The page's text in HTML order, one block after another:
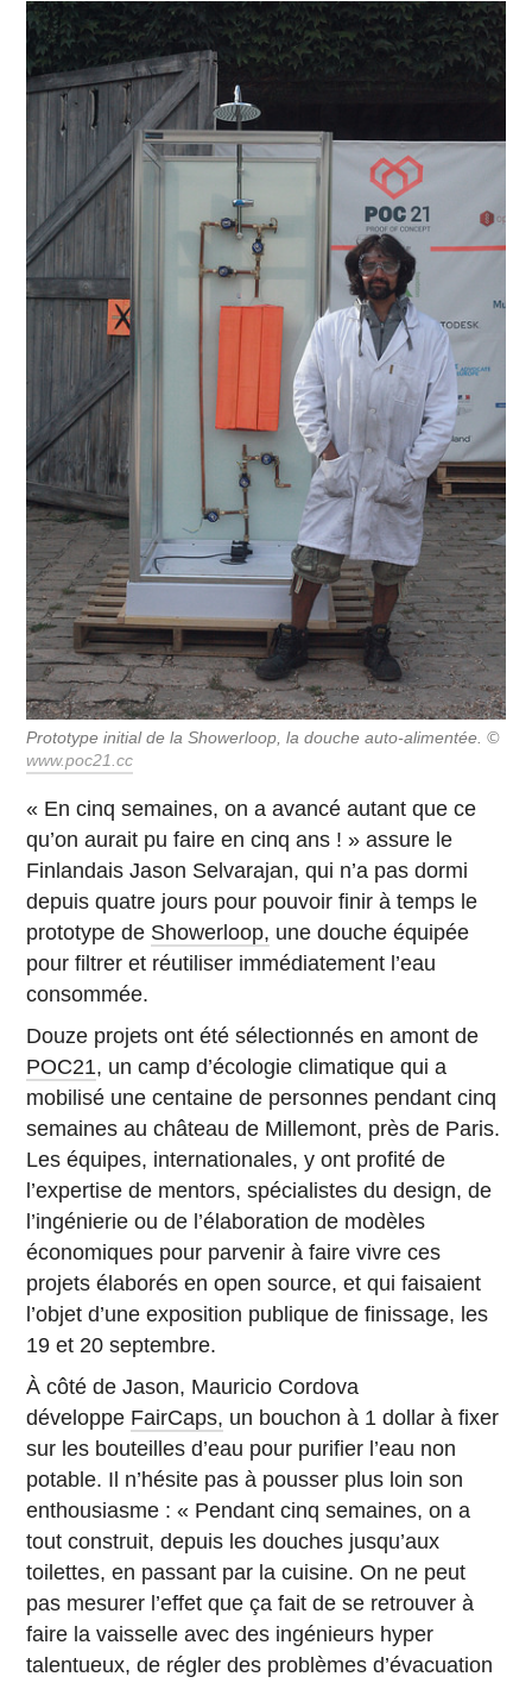
Prototype initial de la Showerloop, la douche auto-alimentée. ©
www.poc21.cc
« En cinq semaines, on a avancé autant que ce
qu’on aurait pu faire en cinq ans ! » assure le
Finlandais Jason Selvarajan, qui n’a pas dormi
depuis quatre jours pour pouvoir finir à temps le
prototype de Showerloop, une douche équipée
pour filtrer et réutiliser immédiatement l’eau
consommée.
Douze projets ont été sélectionnés en amont de
POC21, un camp d’écologie climatique qui a
mobilisé une centaine de personnes pendant cinq
semaines au château de Millemont, près de Paris.
Les équipes, internationales, y ont profité de
l’expertise de mentors, spécialistes du design, de
l’ingénierie ou de l’élaboration de modèles
économiques pour parvenir à faire vivre ces
projets élaborés en open source, et qui faisaient
l’objet d’une exposition publique de finissage, les
19 et 20 septembre.
À côté de Jason, Mauricio Cordova
développe FairCaps, un bouchon à 1 dollar à fixer
sur les bouteilles d’eau pour purifier l’eau non
potable. Il n’hésite pas à pousser plus loin son
enthousiasme : « Pendant cinq semaines, on a
tout construit, depuis les douches jusqu’aux
toilettes, en passant par la cuisine. On ne peut
pas mesurer l’effet que ça fait de se retrouver à
faire la vaisselle avec des ingénieurs hyper
talentueux, de régler des problèmes d’évacuation